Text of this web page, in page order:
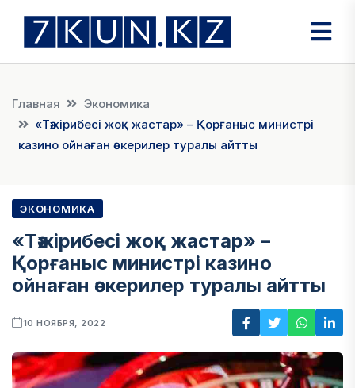
Главная
Экономика
«Тәжірибесі жоқ жастар» – Қорғаныс министрі
казино ойнаған әскерилер туралы айтты
ЭКОНОМИКА
«Тәжірибесі жоқ жастар» –
Қорғаныс министрі казино
ойнаған әскерилер туралы айтты
10 НОЯБРЯ, 2022